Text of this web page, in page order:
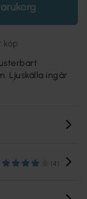
köp
Ljuskälla ingår
(4)